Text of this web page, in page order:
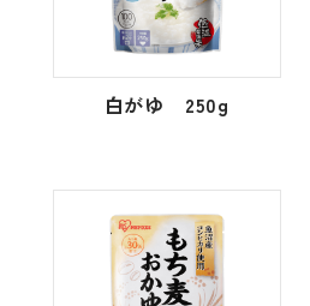
白がゆ 250g